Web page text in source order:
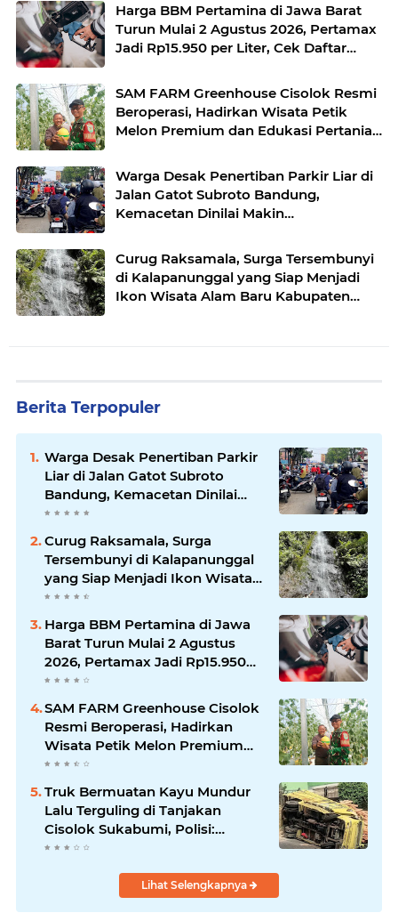
Harga BBM Pertamina di Jawa Barat
Turun Mulai 2 Agustus 2026, Pertamax
Jadi Rp15.950 per Liter, Cek Daftar
SAM FARM Greenhouse Cisolok Resmi
Beroperasi, Hadirkan Wisata Petik
Melon Premium dan Edukasi Pertanian
Warga Desak Penertiban Parkir Liar di
Jalan Gatot Subroto Bandung,
Kemacetan Dinilai Makin
Curug Raksamala, Surga Tersembunyi
di Kalapanunggal yang Siap Menjadi
Ikon Wisata Alam Baru Kabupaten
Berita Terpopuler
Warga Desak Penertiban Parkir
Liar di Jalan Gatot Subroto
Bandung, Kemacetan Dinilai
Makin Mengkhawatirkan
Curug Raksamala, Surga
Tersembunyi di Kalapanunggal
yang Siap Menjadi Ikon Wisata
Alam Baru Kabupaten
Harga BBM Pertamina di Jawa
Barat Turun Mulai 2 Agustus
2026, Pertamax Jadi Rp15.950
per Liter, Cek Daftar Harga
SAM FARM Greenhouse Cisolok
Resmi Beroperasi, Hadirkan
Wisata Petik Melon Premium
dan Edukasi Pertanian Modern
Truk Bermuatan Kayu Mundur
Lalu Terguling di Tanjakan
Cisolok Sukabumi, Polisi:
Diduga Tak Kuat Menanjak
Lihat Selengkapnya